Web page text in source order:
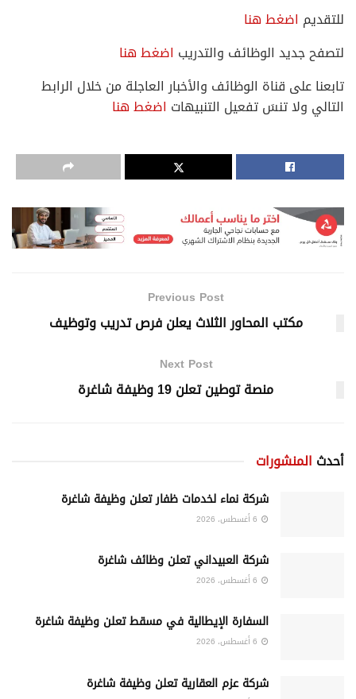
للتقديم اضغط هنا
لتصفح جديد الوظائف والتدريب اضغط هنا
تابعنا على قناة الوظائف والأخبار العاجلة من خلال الرابط
التالي ولا تنسَ تفعيل التنبيهات اضغط هنا
Previous Post
مكتب المحاور الثلاث يعلن فرص تدريب وتوظيف
Next Post
منصة توطين تعلن 19 وظيفة شاغرة
أحدث المنشورات
شركة نماء لخدمات ظفار تعلن وظيفة شاغرة
شركة العبيداني تعلن وظائف شاغرة
السفارة الإيطالية في مسقط تعلن وظيفة شاغرة
شركة عزم العقارية تعلن وظيفة شاغرة